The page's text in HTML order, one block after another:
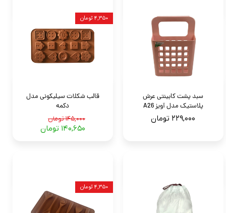
سبد پشت کابینتی عرش
پلاستیک مدل آویز A26
۲۲۹,۰۰۰ تومان
قالب شکلات سیلیکونی مدل
دکمه
۱۴۵,۰۰۰ تومان
۱۴۰,۶۵۰ تومان
۴,۳۵۰ تومان
۴,۳۵۰ تومان